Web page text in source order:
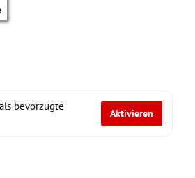
bevorzugte
Aktivieren